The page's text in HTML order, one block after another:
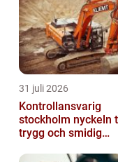
31 juli 2026
Kontrollansvarig
stockholm nyckeln till en
trygg och smidig